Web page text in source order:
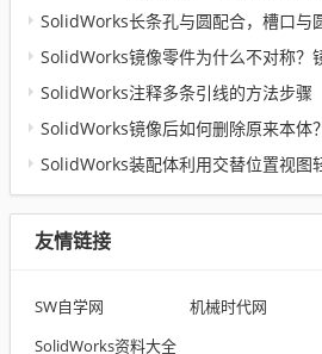
SolidWorks注释多条引线的方法步骤
SolidWorks镜像后如何删除原来本体？
友情链接
SW自学网 机械时代网
SolidWorks资料大全